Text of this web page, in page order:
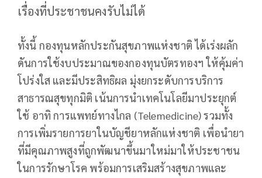
เรื่องที่ประชาชนคงรับไม่ได้
ทั้งนี้ กองทุนหลักประกันสุขภาพแห่งชาติ ได้เร่งผลัก
ดันการใช้งบประมาณของกองทุนบัตรทองฯ ให้คุ้มค่า
โปร่งใส และมีประสิทธิผล มุ่งยกระดับการบริการ
สาธารณสุขทุกมิติ เน้นการนำเทคโนโลยีมาประยุกต์
ใช้ อาทิ การแพทย์ทางไกล (Telemedicine) รวมทั้ง
การเพิ่มรายการยาในบัญชียาหลักแห่งชาติ เพื่อนำยา
ที่มีคุณภาพสูงที่ถูกพัฒนาขึ้นมาใหม่มาให้ประชาชน
ในการรักษาโรค พร้อมการเสริมสร้างสุขภาพและ